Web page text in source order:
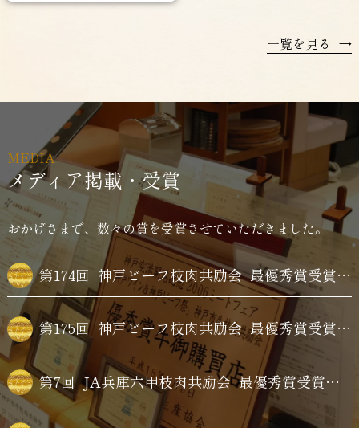
一覧を見る →
MEDIA
メディア掲載・受賞
おかげさまで、数々の賞を受賞させていただきました。
第174回 神戸ビーフ枝肉共励会 最優秀賞受賞牛購買
第175回 神戸ビーフ枝肉共励会 最優秀賞受賞牛購買
第7回 JA兵庫六甲枝肉共励会 最優秀賞受賞牛購買